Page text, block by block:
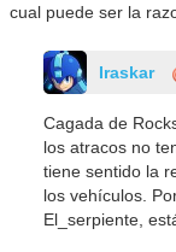
cual puede ser la
Iraskar
Cagada de
los atracos no
tiene sentido la
los vehículos.
El_serpiente,